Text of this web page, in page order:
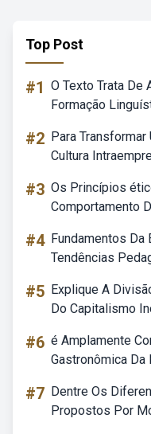
Top Post
#1 O Texto Trata
Formação
#2 Para Transformar
Cultura
#3 Os Princípios
Comportamento
#4 Fundamentos Da
Tendências
#5 Explique A
Do Capitalismo
#6 é Amplamente
Gastronômica Da
#7 Dentre Os
Propostos Por